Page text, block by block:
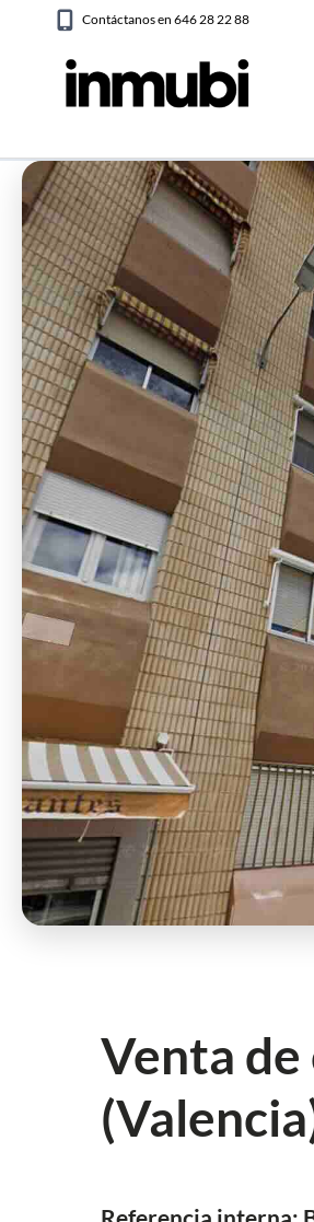
Contáctanos en 646 28 22 88
Venta
Oportunidad inmobiliaria